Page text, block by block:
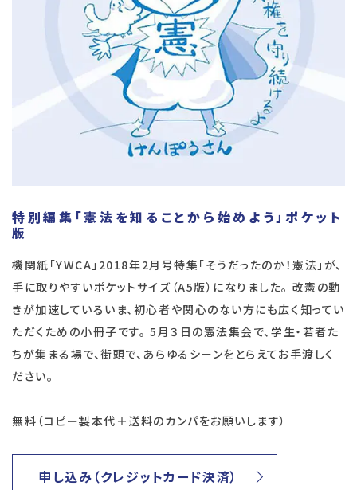
特別編集「憲法を知ることから始めよう」ポケット
版
機関紙「YWCA」2018年2月号特集「そうだったのか！憲法」が、
手に取りやすいポケットサイズ（A5版）になりました。 改憲の動
きが加速しているいま、初心者や関心のない方にも広く知ってい
ただくための小冊子です。 5月３日の憲法集会で、学生・若者た
ちが集まる場で、街頭で、あらゆるシーンをとらえてお手渡しく
ださい。
無料（コピー製本代＋送料のカンパをお願いします）
申し込み（クレジットカード決済）